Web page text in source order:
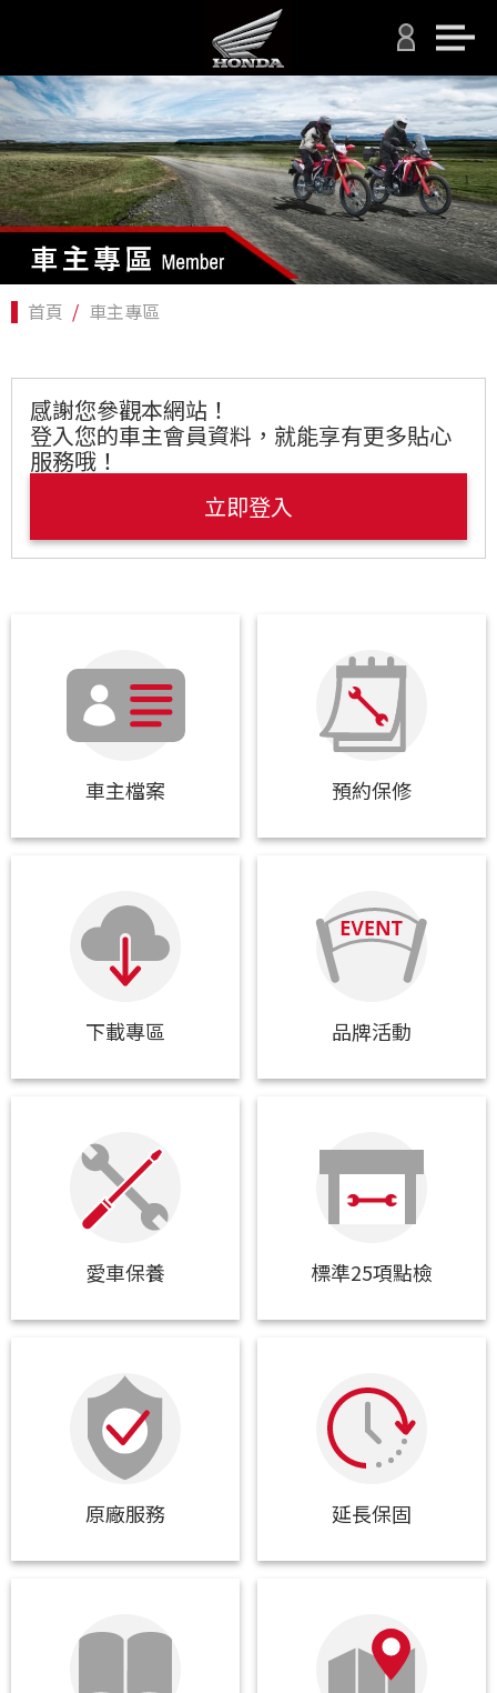
首頁 車主專區
感謝您參觀本網站！
登入您的車主會員資料，就能享有更多貼心
服務哦！
立即登入
車主檔案 預約保修
下載專區 品牌活動
愛車保養 標準25項點檢
原廠服務 延長保固